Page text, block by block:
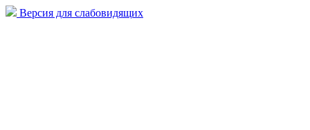
Версия для слабовидящих